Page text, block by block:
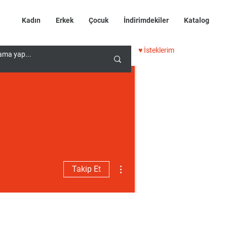
Kadın Erkek Çocuk İndirimdekiler Katalog
♥ İsteklerim
Takip Et